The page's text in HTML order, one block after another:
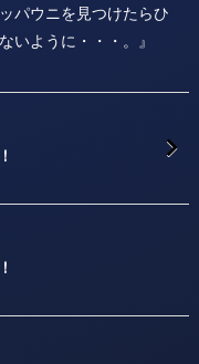
パウニを見つけたらひ
いように・・・。』